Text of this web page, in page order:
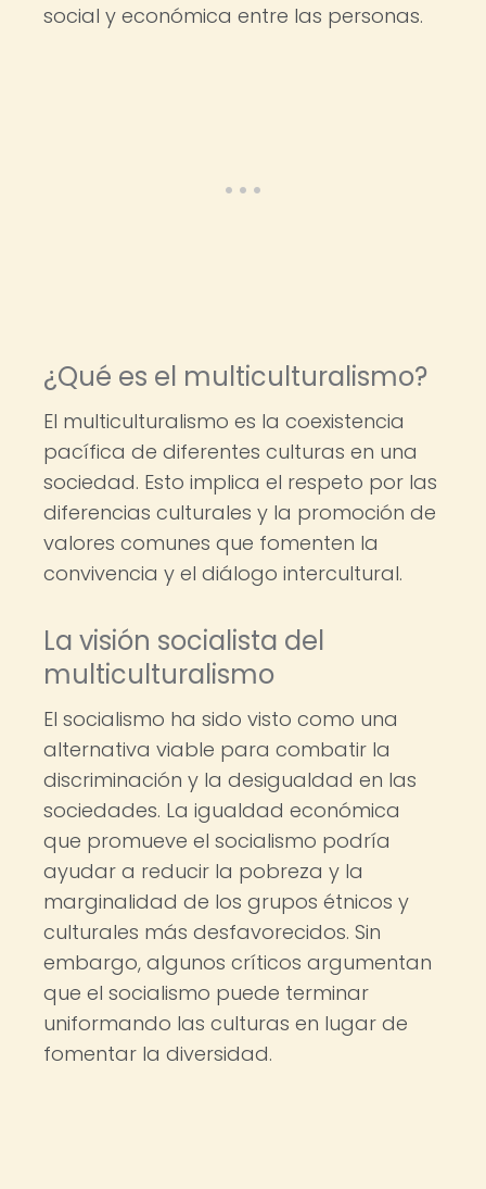
social y económica entre las personas.
¿Qué es el multiculturalismo?
El multiculturalismo es la coexistencia
pacífica de diferentes culturas en una
sociedad. Esto implica el respeto por las
diferencias culturales y la promoción de
valores comunes que fomenten la
convivencia y el diálogo intercultural.
La visión socialista del
multiculturalismo
El socialismo ha sido visto como una
alternativa viable para combatir la
discriminación y la desigualdad en las
sociedades. La igualdad económica
que promueve el socialismo podría
ayudar a reducir la pobreza y la
marginalidad de los grupos étnicos y
culturales más desfavorecidos. Sin
embargo, algunos críticos argumentan
que el socialismo puede terminar
uniformando las culturas en lugar de
fomentar la diversidad.